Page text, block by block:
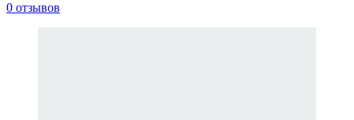
0 отзывов